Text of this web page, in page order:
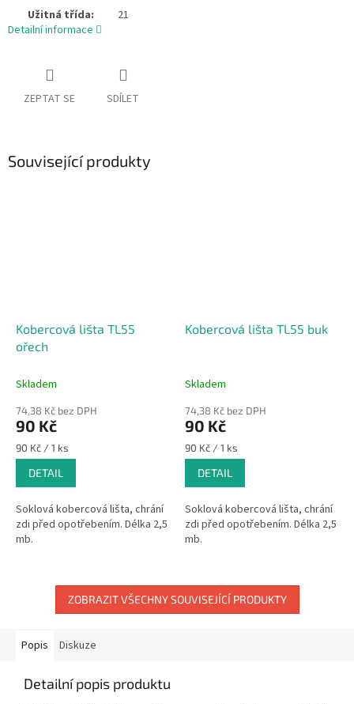
Užitná třída:
21
Detailní informace
ZEPTAT SE SDÍLET
Související produkty
Kobercová lišta TL55
ořech
Skladem
74,38 Kč bez DPH
90 Kč
Měrná
cena:
90 Kč / 1 ks
DETAIL
Soklová kobercová lišta, chrání
zdi před opotřebením. Délka 2,5
mb.
Kobercová lišta TL55 buk
Skladem
74,38 Kč bez DPH
90 Kč
Měrná
cena:
90 Kč / 1 ks
DETAIL
Soklová kobercová lišta, chrání
zdi před opotřebením. Délka 2,5
mb.
ZOBRAZIT VŠECHNY SOUVISEJÍCÍ PRODUKTY
Popis Diskuze
Detailní popis produktu